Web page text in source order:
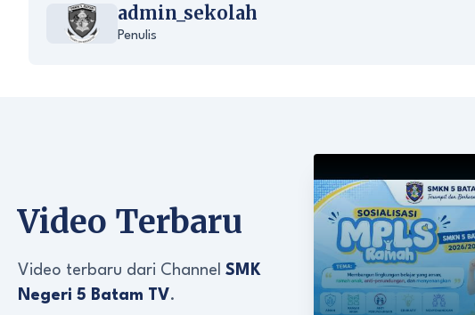
admin_sekolah
Penulis
Video Terbaru
Video terbaru dari Channel SMK
Negeri 5 Batam TV.